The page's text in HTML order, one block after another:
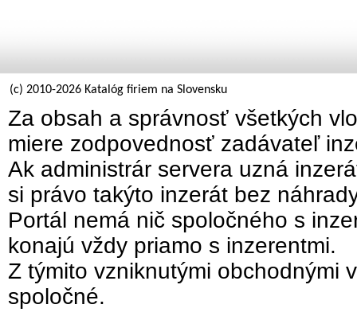
(c) 2010-2026 Katalóg firiem na Slovensku
Za obsah a správnosť všetkých
miere zodpovednosť zadávateľ
Ak administrár servera uzná
si právo takýto inzerát bez
Portál nemá nič spoločného s
konajú vždy priamo s inzerentmi.
Z týmito vzniknutými obchodnými
spoločné.